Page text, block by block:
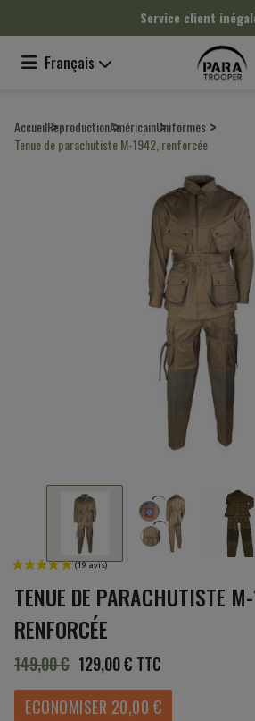
Service client
Français
AccueilReproductionAméricainUniformes
Tenue de parachutiste M-1942, renforcée
TENUE DE PARACHUTISTE
RENFORCÉE
149,00 € 129,00 € TTC
ECONOMISER 20,00 €